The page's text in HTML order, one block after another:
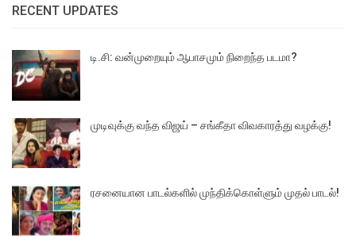
RECENT UPDATES
டி.சி: வன்முறையும் ஆபாசமும் நிறைந்த படமா?
முடிவுக்கு வந்த விஜய் – சங்கீதா விவகாரத்து வழக்கு!
ரசனையான பாடல்களில் முந்திக்கொள்ளும் முதல் பாடல்!